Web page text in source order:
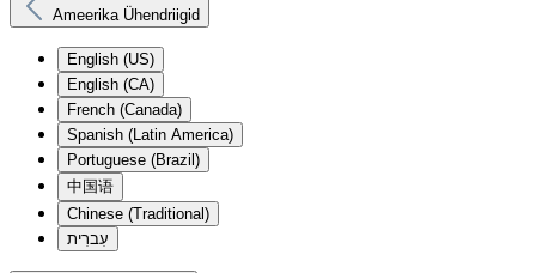
Ameerika Ühendriigid
English (US)
English (CA)
French (Canada)
Spanish (Latin America)
Portuguese (Brazil)
中国语
Chinese (Traditional)
עִברִית